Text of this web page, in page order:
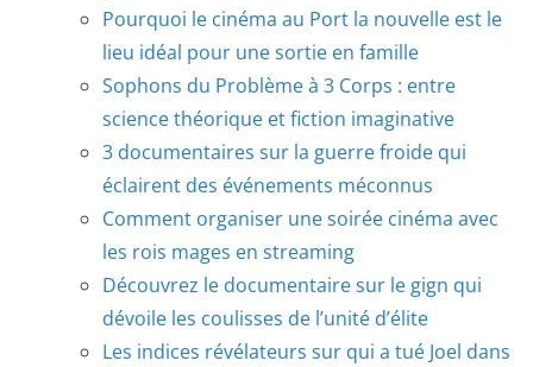
Pourquoi le cinéma au Port la nouvelle est le
lieu idéal pour une sortie en famille
Sophons du Problème à 3 Corps : entre
science théorique et fiction imaginative
3 documentaires sur la guerre froide qui
éclairent des événements méconnus
Comment organiser une soirée cinéma avec
les rois mages en streaming
Découvrez le documentaire sur le gign qui
dévoile les coulisses de l’unité d’élite
Les indices révélateurs sur qui a tué Joel dans